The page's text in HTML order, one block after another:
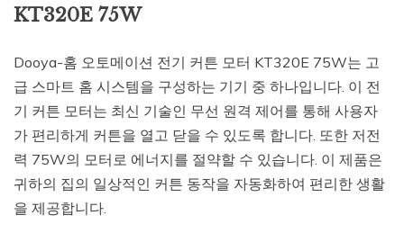
KT320E 75W
Dooya-홈 오토메이션 전기 커튼 모터 KT320E 75W는 고
급 스마트 홈 시스템을 구성하는 기기 중 하나입니다. 이 전
기 커튼 모터는 최신 기술인 무선 원격 제어를 통해 사용자
가 편리하게 커튼을 열고 닫을 수 있도록 합니다. 또한 저전
력 75W의 모터로 에너지를 절약할 수 있습니다. 이 제품은
귀하의 집의 일상적인 커튼 동작을 자동화하여 편리한 생활
을 제공합니다.